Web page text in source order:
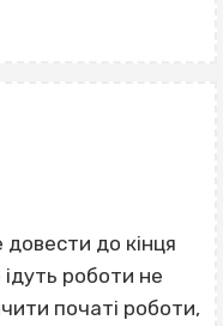
до кінця
роботи не
початі роботи,